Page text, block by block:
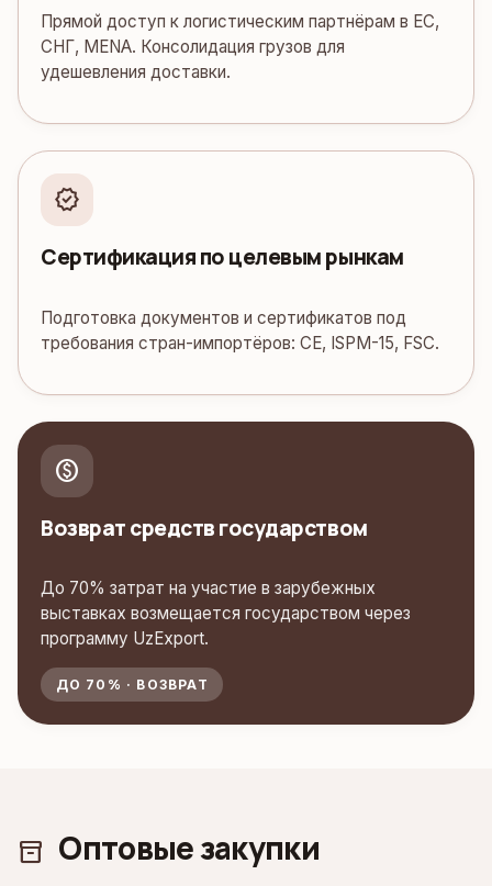
Прямой доступ к логистическим партнёрам в ЕС,
СНГ, MENA. Консолидация грузов для
удешевления доставки.
verified
Сертификация по целевым рынкам
Подготовка документов и сертификатов под
требования стран-импортёров: CE, ISPM-15, FSC.
paid
Возврат средств государством
До 70% затрат на участие в зарубежных
выставках возмещается государством через
программу UzExport.
ДО 70% · ВОЗВРАТ
inventory_2 Оптовые закупки